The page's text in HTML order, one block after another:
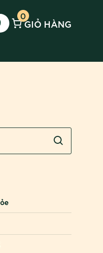
GIỎ HÀNG
0
for Tài nguyên